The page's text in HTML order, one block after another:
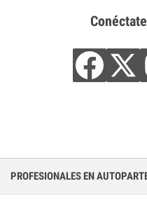
PROFESIONALES EN